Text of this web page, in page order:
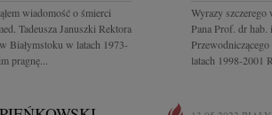
wiadomość o śmierci
Tadeusza Januszki Rektora
Białymstoku w latach 1973-
pragnę...
Wyrazy szczerego
Pana Prof. dr
latach 1998-2001